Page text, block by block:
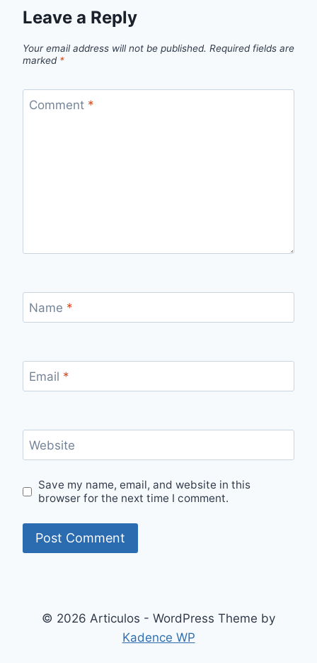
Leave a Reply
Your email address will not be published. Required fields are
marked *
Comment *
Name *
Email *
Website
Save my name, email, and website in this
browser for the next time I comment.
© 2026 Articulos - WordPress Theme by
Kadence WP